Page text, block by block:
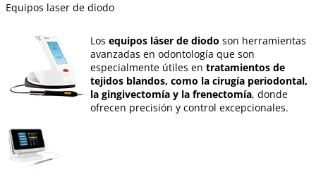
Equipos laser de diodo
Los equipos láser de diodo son herramientas
avanzadas en odontología que son
especialmente útiles en tratamientos de
tejidos blandos, como la cirugía periodontal,
la gingivectomía y la frenectomía, donde
ofrecen precisión y control excepcionales.